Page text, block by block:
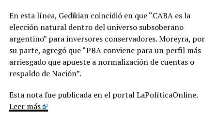
En esta línea, Gedikian coincidió en que “CABA es la
elección natural dentro del universo subsoberano
argentino” para inversores conservadores. Moreyra, por
su parte, agregó que “PBA conviene para un perfil más
arriesgado que apueste a normalización de cuentas o
respaldo de Nación”.
Esta nota fue publicada en el portal LaPolíticaOnline.
Leer más